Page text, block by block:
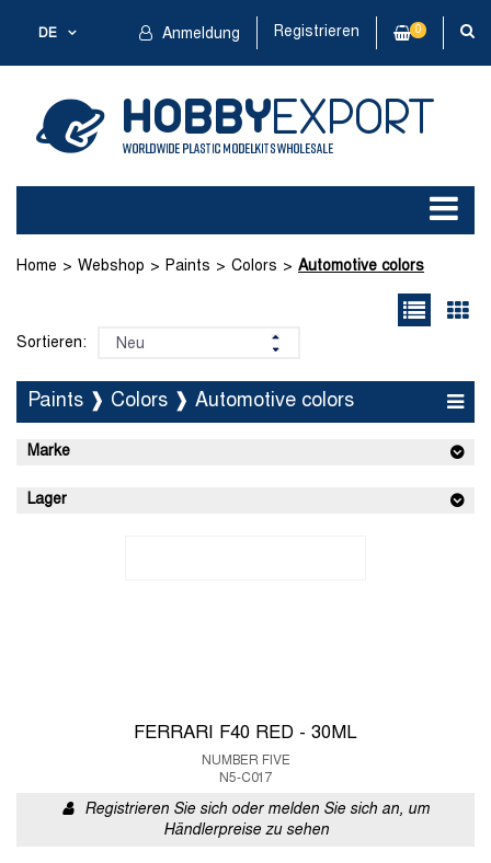
DE Anmeldung Registrieren 0
Home Webshop Paints Colors Automotive colors
Sortieren:
Paints ❱ Colors ❱ Automotive colors
Marke
Lager
FERRARI F40 RED - 30ML
NUMBER FIVE
N5-C017
Registrieren Sie sich oder melden Sie sich an, um
Händlerpreise zu sehen